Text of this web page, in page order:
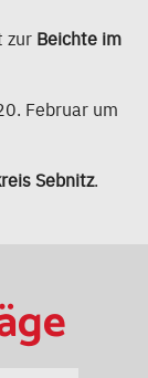
zur Beichte im
Februar um
Sebnitz.